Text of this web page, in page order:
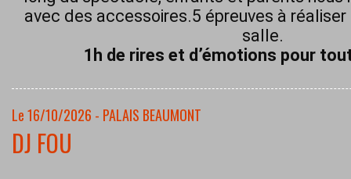
avec des accessoires.5 épreuves à
salle.
1h de rires et d’émotions pour
Le 16/10/2026 - PALAIS BEAUMONT
DJ FOU